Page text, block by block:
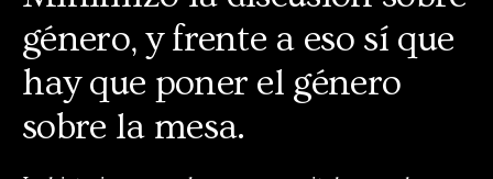
género, y frente a eso sí que
hay que poner el género
sobre la mesa.